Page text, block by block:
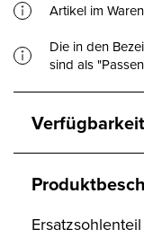
Artikel im
Die in den
sind als